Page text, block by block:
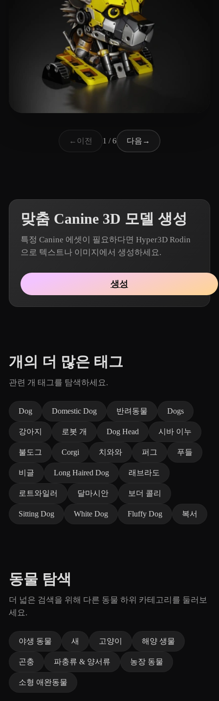
103 좋아요
← 이전 1 / 6 다음 →
맞춤 Canine 3D 모델 생성
특정 Canine 에셋이 필요하다면 Hyper3D Rodin
으로 텍스트나 이미지에서 생성하세요.
생성
개의 더 많은 태그
관련 개 태그를 탐색하세요.
Dog Domestic Dog 반려동물 Dogs
강아지 로봇 개 Dog Head 시바 이누
불도그 Corgi 치와와 퍼그 푸들
비글 Long Haired Dog 래브라도
로트와일러 달마시안 보더 콜리
Sitting Dog White Dog Fluffy Dog 복서
동물 탐색
더 넓은 검색을 위해 다른 동물 하위 카테고리를 둘러보
세요.
야생 동물 새 고양이 해양 생물
곤충 파충류 & 양서류 농장 동물
소형 애완동물